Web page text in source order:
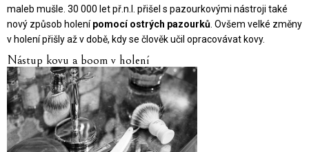
maleb mušle. 30 000 let př.n.l. přišel s pazourkovými nástroji také
nový způsob holenípomocí ostrých pazourků . Ovšem velké změny
v holení přišly až v době, kdy se člověk učil opracovávat kovy.
Nástup kovu a boom v holení